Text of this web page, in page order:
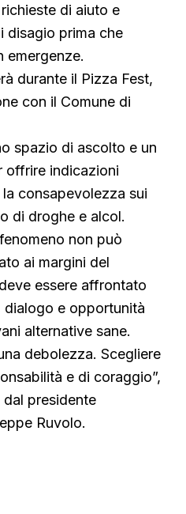
di aiuto e
disagio prima che
emergenze.
durante il Pizza Fest,
con il Comune di
spazio di ascolto e un
offrire indicazioni
consapevolezza sui
di droghe e alcol.
non può
ai margini del
essere affrontato
e opportunità
alternative sane.
debolezza. Scegliere
e di coraggio”,
presidente
Ruvolo.